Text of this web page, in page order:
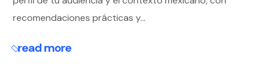
recomendaciones prácticas y...
read more